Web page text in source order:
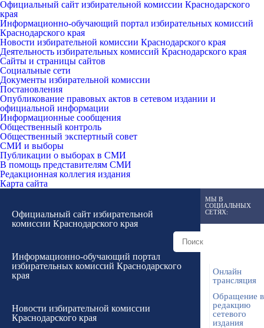
Официальный сайт избирательной комиссии Краснодарского
края
Информационно-обучающий портал избирательных комиссий
Краснодарского края
Новости избирательной комиссии Краснодарского края
Деятельность избирательных комиссий Краснодарского края
Сайты и страницы сайтов
Социальные сети
Документы избирательной комиссии
Постановления
Опубликование правовых актов в сетевом издании и
официальной информации
Информационные сообщения
Общественный контроль
Общественный экспертный совет
СМИ и выборы
Публикации о выборах в СМИ
В помощь представителям СМИ
Редакционная коллегия издания
Карта сайта
Официальный сайт избирательной
комиссии Краснодарского края
Информационно-обучающий портал
избирательных комиссий Краснодарского
края
Новости избирательной комиссии
Краснодарского края
МЫ В
СОЦИАЛЬНЫХ
СЕТЯХ:
Онлайн
трансляция
Обращение в
редакцию
сетевого
издания